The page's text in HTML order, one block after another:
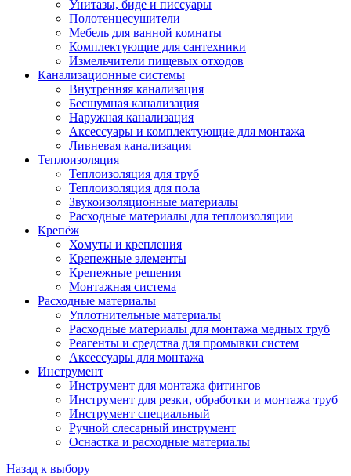
Унитазы, биде и писсуары
Полотенцесушители
Мебель для ванной комнаты
Комплектующие для сантехники
Измельчители пищевых отходов
Канализационные системы
Внутренняя канализация
Бесшумная канализация
Наружная канализация
Аксессуары и комплектующие для монтажа
Ливневая канализация
Теплоизоляция
Теплоизоляция для труб
Теплоизоляция для пола
Звукоизоляционные материалы
Расходные материалы для теплоизоляции
Крепёж
Хомуты и крепления
Крепежные элементы
Крепежные решения
Монтажная система
Расходные материалы
Уплотнительные материалы
Расходные материалы для монтажа медных труб
Реагенты и средства для промывки систем
Аксессуары для монтажа
Инструмент
Инструмент для монтажа фитингов
Инструмент для резки, обработки и монтажа труб
Инструмент специальный
Ручной слесарный инструмент
Оснастка и расходные материалы
Назад к выбору